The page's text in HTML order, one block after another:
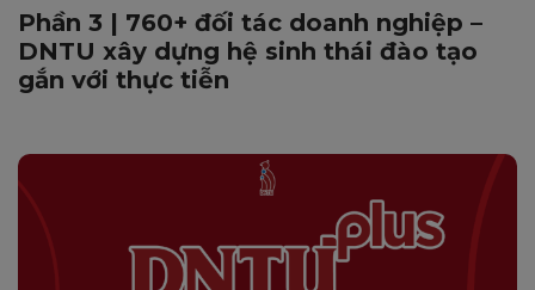
Phần 3 | 760+ đối tác doanh nghiệp –
DNTU xây dựng hệ sinh thái đào tạo
gắn với thực tiễn